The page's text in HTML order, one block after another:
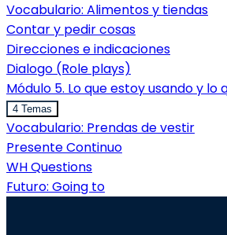
Vocabulario: Alimentos y tiendas
Contar y pedir cosas
Direcciones e indicaciones
Dialogo (Role plays)
Módulo 5. Lo que estoy usando y lo
4 Temas
Vocabulario: Prendas de vestir
Presente Continuo
WH Questions
Futuro: Going to